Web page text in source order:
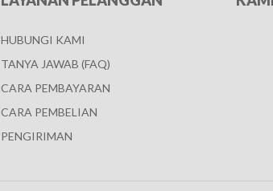
HUBUNGI KAMI
TANYA JAWAB (FAQ)
CARA PEMBAYARAN
CARA PEMBELIAN
PENGIRIMAN